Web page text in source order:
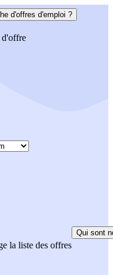
d'offres d'emploi ?
d'offre
la liste des offres
Qui sont